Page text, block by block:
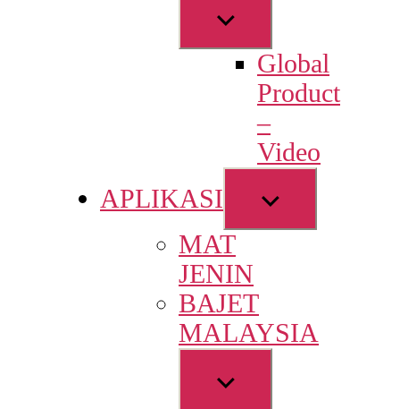
Show
sub
menuGlobal
Product
–
Video
APLIKASI
Show
sub
MAT
JENIN
BAJET
MALAYSIA
Show